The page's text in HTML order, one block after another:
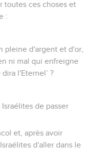
toutes ces choses et
:
pleine d'argent et d'or,
ni mal qui enfreigne
l'Eternel’ ?
de passer
et, après avoir
d'aller dans le